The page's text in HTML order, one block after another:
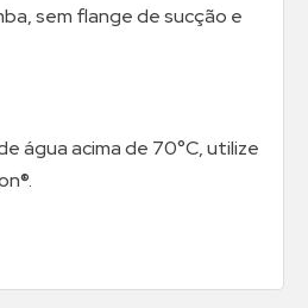
sem flange de sucção e
água acima de 70°C, utilize